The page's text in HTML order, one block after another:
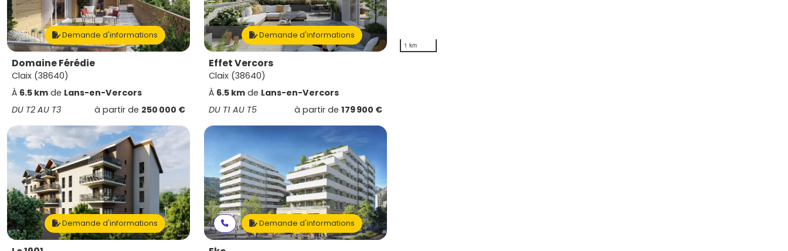
Demande d'informations
Domaine Férédie
Claix (38640)
À 6.5 km de Lans-en-Vercors
DU T2 AU T3
à partir de 250 000 €
Demande d'informations
Effet Vercors
Claix (38640)
À 6.5 km de Lans-en-Vercors
DU T1 AU T5
à partir de 179 900 €
Demande d'informations Demande d'informations
1 km